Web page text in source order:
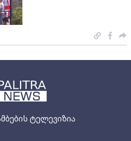
ტელევიზია